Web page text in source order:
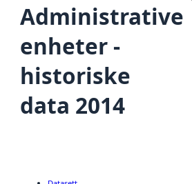
Administrative
enheter -
historiske
data 2014